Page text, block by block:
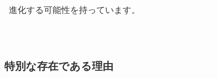
進化する可能性を持っています。
特別な存在である理由